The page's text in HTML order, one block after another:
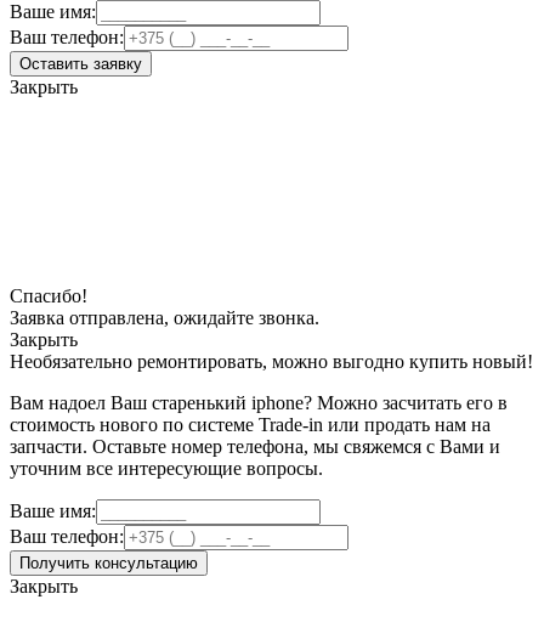
Ваше имя:
Ваш телефон:
Оставить заявку
Закрыть
Спасибо!
Заявка отправлена, ожидайте звонка.
Закрыть
Необязательно ремонтировать, можно выгодно купить новый!
Вам надоел Ваш старенький iphone? Можно засчитать его в
стоимость нового по системе Trade-in или продать нам на
запчасти. Оставьте номер телефона, мы свяжемся с Вами и
уточним все интересующие вопросы.
Ваше имя:
Ваш телефон:
Получить консультацию
Закрыть